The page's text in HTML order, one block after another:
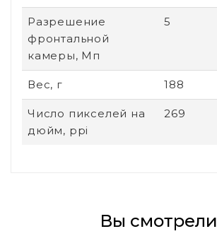
Разрешение
фронтальной
камеры, Мп
5
Вес, г 188
Число пикселей на
дюйм, ppi
269
Вы смотрели